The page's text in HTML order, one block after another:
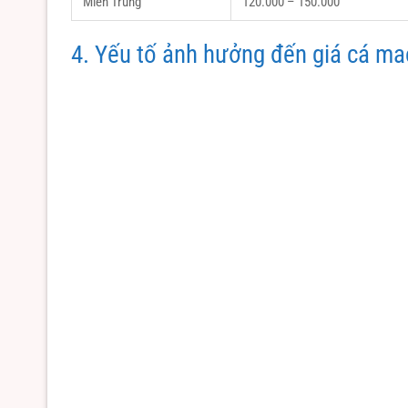
4. Yếu tố ảnh hưởng đến giá cá